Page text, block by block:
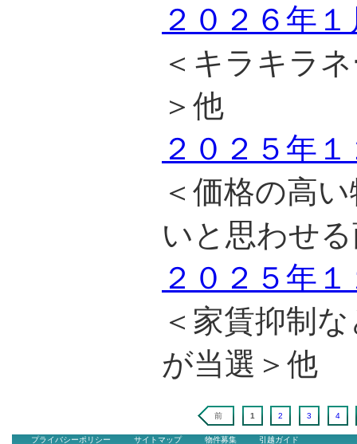
２０２６年
＜キラキラ
＞他
２０２５年
＜価格の高
いと思わせ
２０２５年
＜家賃抑制
が当選＞他
前 1 2 3 4
プライバシーポリシー サイトマップ 物件募集 引越ガイド